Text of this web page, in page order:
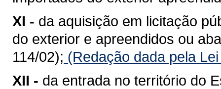
XI - da aquisição em licitação
do exterior e apreendidos ou
114/02); (Redação dada pela
XII - da entrada no território do